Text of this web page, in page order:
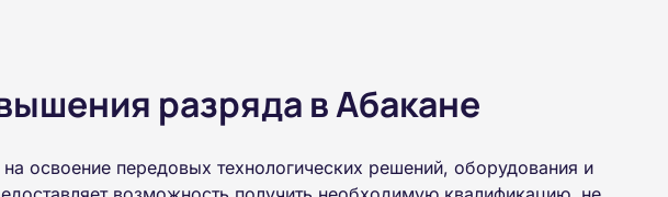
разряда в Абакане
освоение передовых технологических решений, оборудования и